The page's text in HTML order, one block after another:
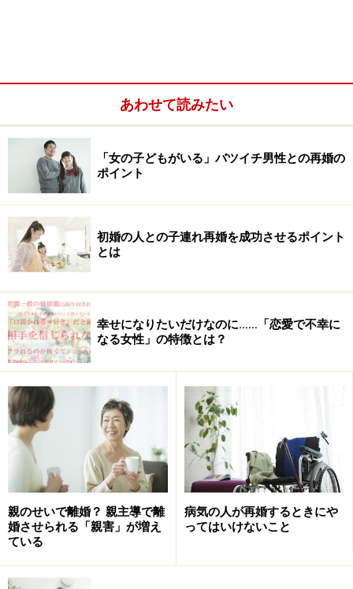
■男性からの申し立て
2位 異性関係
3位 精神的に虐待する
4位 家族や親族との折り合いが悪い
5位 性的不調和
■女性からの申し立て
1位 性格が合わない
3位 精神的に虐待する
あわせて読みたい
「女の子どもがいる」バツイチ男性との再婚の
ポイント
初婚の人との子連れ再婚を成功させるポイント
とは
幸せになりたいだけなのに……「恋愛で不幸に
なる女性」の特徴とは？
親のせいで離婚？ 親主導で離
婚させられる「親害」が増え
ている
病気の人が再婚するときにや
ってはいけないこと